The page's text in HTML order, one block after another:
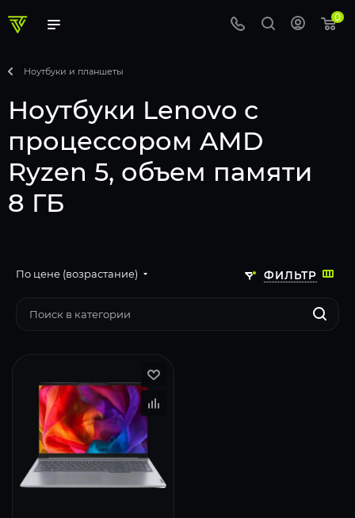
0
Ноутбуки и планшеты
Ноутбуки Lenovo с
процессором AMD
Ryzen 5, объем памяти
8 ГБ
ФИЛЬТР
По цене (возрастание)